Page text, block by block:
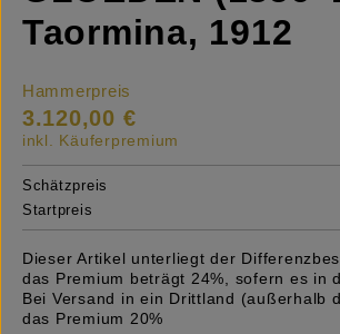
Taormina, 1912
Hammerpreis
3.120,00 €
inkl. Käuferpremium
Schätzpreis
Startpreis
Dieser Artikel unterliegt der
das Premium beträgt 24%, sofern es in
Bei Versand in ein Drittland (außerhalb
das Premium 20%